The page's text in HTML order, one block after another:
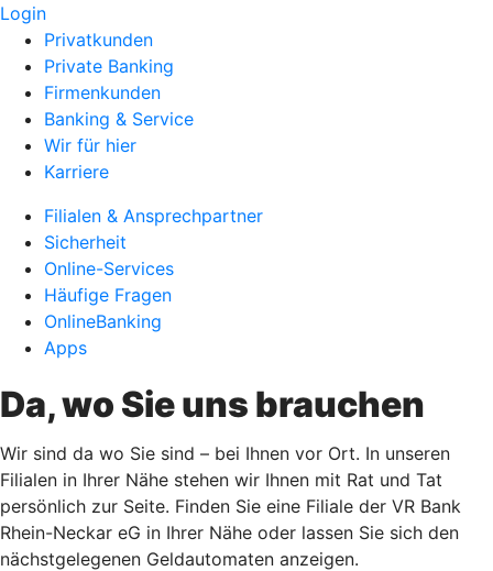
Login
Privatkunden
Private Banking
Firmenkunden
Banking & Service
Wir für hier
Karriere
Filialen & Ansprechpartner
Sicherheit
Online-Services
Häufige Fragen
OnlineBanking
Apps
Da, wo Sie uns brauchen
Wir sind da wo Sie sind – bei Ihnen vor Ort. In unseren
Filialen in Ihrer Nähe stehen wir Ihnen mit Rat und Tat
persönlich zur Seite. Finden Sie eine Filiale der VR Bank
Rhein-Neckar eG in Ihrer Nähe oder lassen Sie sich den
nächstgelegenen Geldautomaten anzeigen.